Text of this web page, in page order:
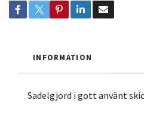
INFORMATION
Sadelgjord i gott använt